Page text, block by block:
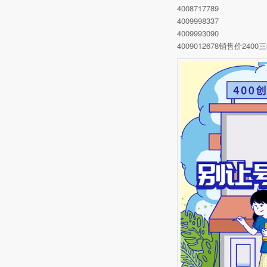
4008717789
4009998337
4009993090
4009012678销售价2400